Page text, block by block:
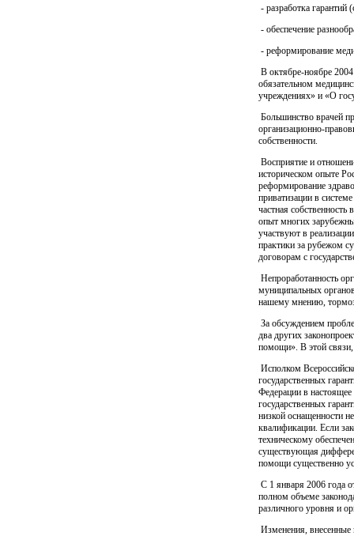
- разработка гарантий
- обеспечение
- реформирование
В октябре-ноябре
обязательном
учреждениях» и «О
Большинство врачей
организационно-
собственности.
Восприятие и
историческом опыте
реформирование
приватизации в
частная
опыт многих
участвуют в
практики за рубежом
договорам с
Непроработанность
муниципальных
нашему мнению,
За обсуждением
два других
помощи». В этой связи,
Исполком
государственных
Федерации в
государственных
низкой оснащенности
квалификации. Если
техническому
существующая
помощи существенно
С 1 января 2006 года
полном объеме
различного уровня и
Изменения, внесенные